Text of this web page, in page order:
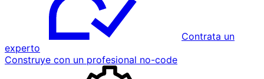
Contrata un
experto
Construye con un profesional no-code